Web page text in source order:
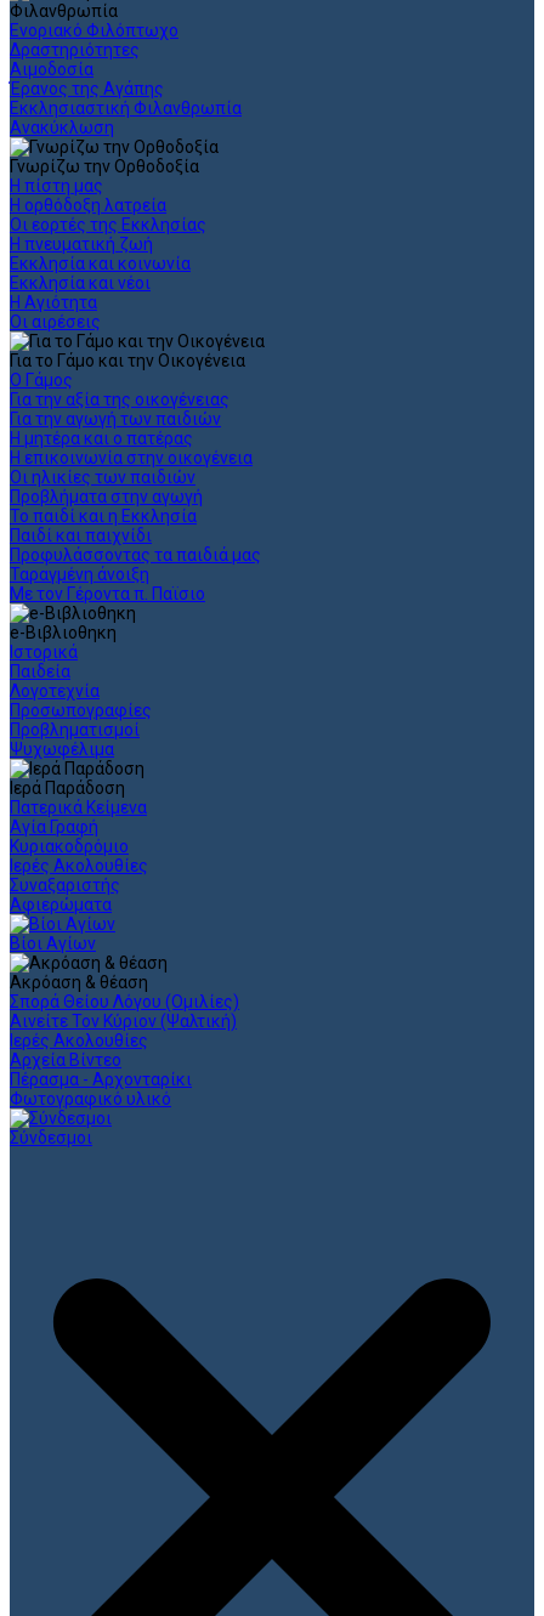
Φιλανθρωπία
Ενοριακό Φιλόπτωχο
Δραστηριότητες
Αιμοδοσία
Έρανος της Αγάπης
Εκκλησιαστική Φιλανθρωπία
Ανακύκλωση
Γνωρίζω την Ορθοδοξία
Η πίστη μας
Η ορθόδοξη λατρεία
Οι εορτές της Εκκλησίας
Η πνευματική ζωή
Εκκλησία και κοινωνία
Εκκλησία και νέοι
Η Αγιότητα
Οι αιρέσεις
Για το Γάμο και την Οικογένεια
Ο Γάμος
Για την αξία της οικογένειας
Για την αγωγή των παιδιών
Η μητέρα και ο πατέρας
Η επικοινωνία στην οικογένεια
Οι ηλικίες των παιδιών
Προβλήματα στην αγωγή
Το παιδί και η Εκκλησία
Παιδί και παιχνίδι
Προφυλάσσοντας τα παιδιά μας
Ταραγμένη άνοιξη
Με τον Γέροντα π. Παϊσιο
e-Βιβλιοθηκη
Ιστορικά
Παιδεία
Λογοτεχνία
Προσωπογραφίες
Προβληματισμοί
Ψυχωφέλιμα
Ιερά Παράδοση
Πατερικά Κείμενα
Αγία Γραφή
Κυριακοδρόμιο
Ιερές Ακολουθίες
Συναξαριστής
Αφιερώματα
Βίοι Αγίων
Ακρόαση & θέαση
Σπορά Θείου Λόγου (Ομιλίες)
Αινείτε Τον Κύριον (Ψαλτική)
Ιερές Ακολουθίες
Αρχεία Βίντεο
Πέρασμα - Αρχονταρίκι
Φωτογραφικό υλικό
Σύνδεσμοι